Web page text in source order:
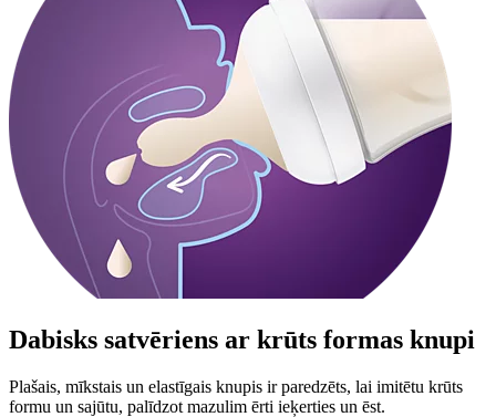
Dabisks satvēriens ar krūts formas knupi
Plašais, mīkstais un elastīgais knupis ir paredzēts, lai imitētu krūts
formu un sajūtu, palīdzot mazulim ērti ieķerties un ēst.